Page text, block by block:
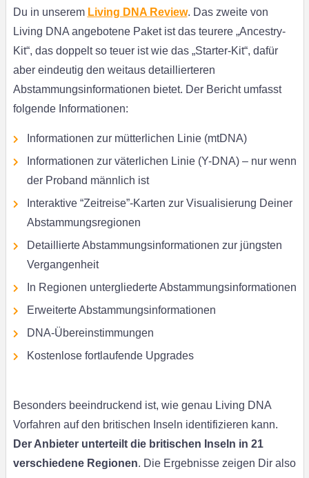
Du in unserem Living DNA Review. Das zweite von
Living DNA angebotene Paket ist das teurere „Ancestry-
Kit“, das doppelt so teuer ist wie das „Starter-Kit“, dafür
aber eindeutig den weitaus detaillierteren
Abstammungsinformationen bietet. Der Bericht umfasst
folgende Informationen:
Informationen zur mütterlichen Linie (mtDNA)
Informationen zur väterlichen Linie (Y-DNA) – nur wenn
der Proband männlich ist
Interaktive “Zeitreise”-Karten zur Visualisierung Deiner
Abstammungsregionen
Detaillierte Abstammungsinformationen zur jüngsten
Vergangenheit
In Regionen untergliederte Abstammungsinformationen
Erweiterte Abstammungsinformationen
DNA-Übereinstimmungen
Kostenlose fortlaufende Upgrades
Besonders beeindruckend ist, wie genau Living DNA
Vorfahren auf den britischen Inseln identifizieren kann.
Der Anbieter unterteilt die britischen Inseln in 21
verschiedene Regionen. Die Ergebnisse zeigen Dir also